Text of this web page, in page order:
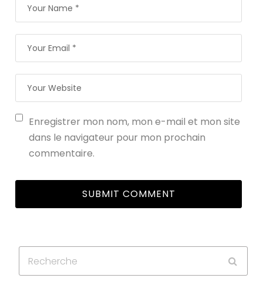
Enregistrer mon nom, mon e-mail et mon site
dans le navigateur pour mon prochain
commentaire.